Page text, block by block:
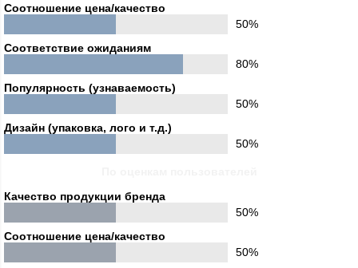
Соотношение цена/качество
50%
Соответствие ожиданиям
80%
Популярность (узнаваемость)
50%
Дизайн (упаковка, лого и т.д.)
50%
Качество продукции бренда
50%
Соотношение цена/качество
50%